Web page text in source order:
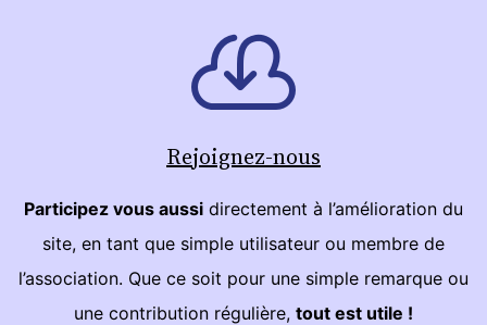
Rejoignez-nous
Participez vous aussi directement à l’amélioration du
site, en tant que simple utilisateur ou membre de
l’association. Que ce soit pour une simple remarque ou
une contribution régulière, tout est utile !